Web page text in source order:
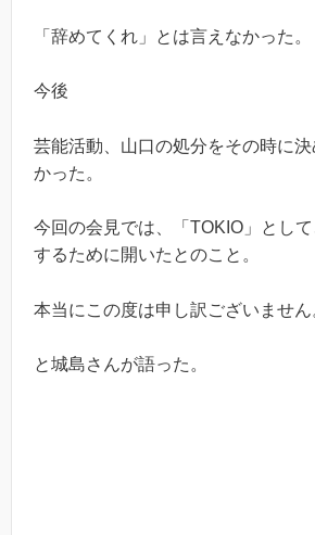
「辞めてくれ」とは言えなかった。
今後
芸能活動、山口の処分をその時に
かった。
今回の会見では、「TOKIO」とし
するために開いたとのこと。
本当にこの度は申し訳ございません
と城島さんが語った。